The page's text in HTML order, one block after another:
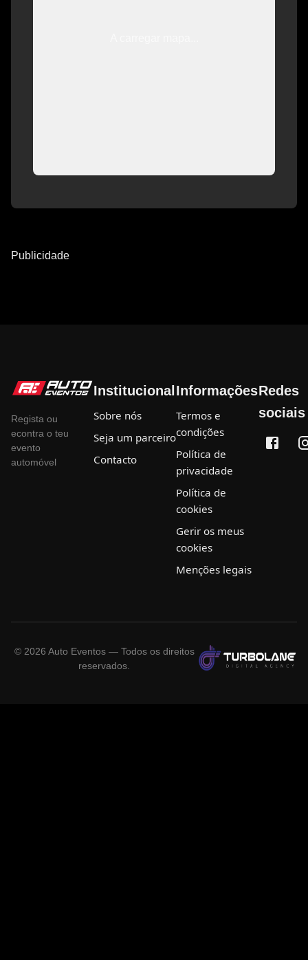
Publicidade
Regista ou
econtra o teu
evento
automóvel
Institucional
Sobre nós
Seja um parceiro
Contacto
Informações
Termos e
condições
Política de
privacidade
Política de
cookies
Gerir os meus
cookies
Menções legais
Redes
sociais
© 2026 Auto Eventos — Todos os direitos
reservados.